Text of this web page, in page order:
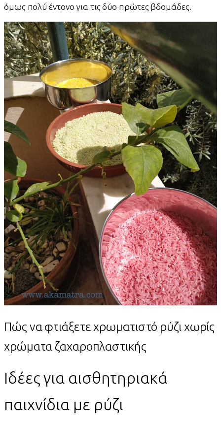
όμως πολύ έντονο για τις δύο πρώτες βδομάδες.
Πώς να φτιάξετε χρωματιστό ρύζι χωρίς
χρώματα ζαχαροπλαστικής
Ιδέες για αισθητηριακά
παιχνίδια με ρύζι